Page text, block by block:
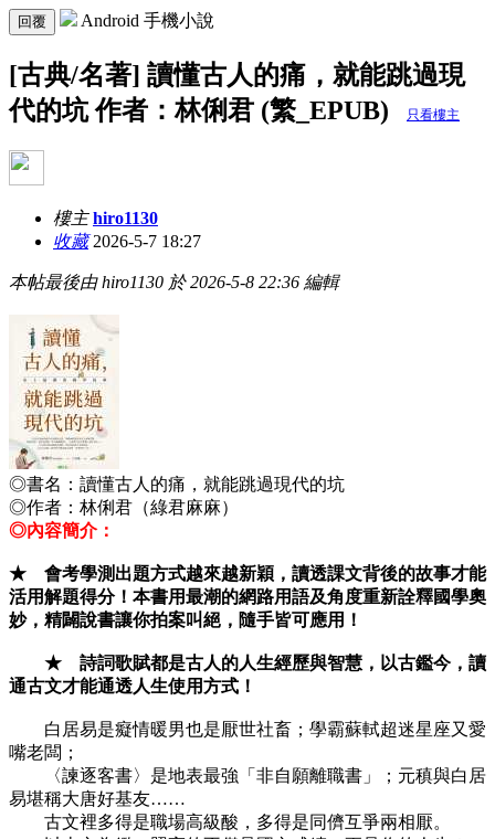
回覆 Android 手機小說
[古典/名著] 讀懂古人的痛，就能跳過現
代的坑 作者：林俐君 (繁_EPUB)
只看樓主
樓主 hiro1130
收藏2026-5-7 18:27
本帖最後由 hiro1130 於 2026-5-8 22:36 編輯
◎書名： 讀懂古人的痛，就能跳過現代的坑
◎作者： 林俐君（綠君麻麻）
◎內容簡介：
★ 會考學測出題方式越來越新穎，讀透課文背後的故事才能
活用解題得分！本書用最潮的網路用語及角度重新詮釋國學奧
妙，精闢說書讓你拍案叫絕，隨手皆可應用！
★ 詩詞歌賦都是古人的人生經歷與智慧，以古鑑今，讀
通古文才能通透人生使用方式！
白居易是癡情暖男也是厭世社畜；學霸蘇軾超迷星座又愛
嘴老闆；
〈諫逐客書〉是地表最強「非自願離職書」；元稹與白居
易堪稱大唐好基友……
古文裡多得是職場高級酸，多得是同儕互爭兩相厭。